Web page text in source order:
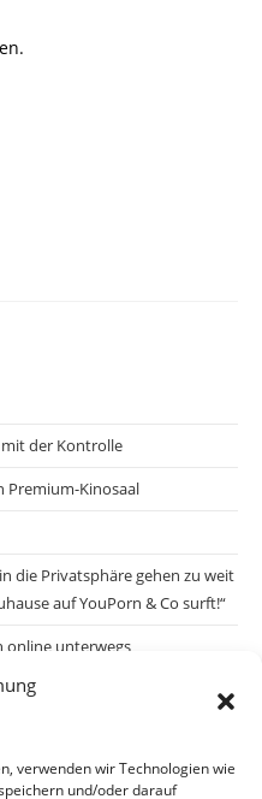
verwenden wir Technologien wie
und/oder darauf
mit der Kontrolle
Premium-Kinosaal
die Privatsphäre gehen zu weit
auf YouPorn & Co surft!“
online unterwegs
„Erst nach einem Anschlag wäre